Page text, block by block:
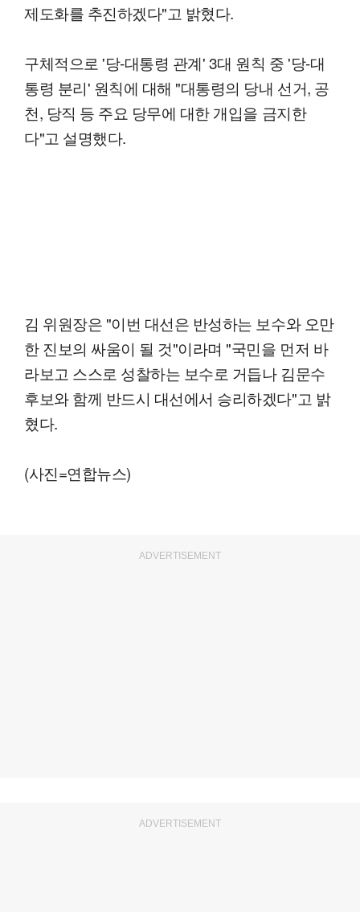
제도화를 추진하겠다"고 밝혔다.
구체적으로 '당-대통령 관계' 3대 원칙 중 '당-대
통령 분리' 원칙에 대해 "대통령의 당내 선거, 공
천, 당직 등 주요 당무에 대한 개입을 금지한
다"고 설명했다.
김 위원장은 "이번 대선은 반성하는 보수와 오만
한 진보의 싸움이 될 것"이라며 "국민을 먼저 바
라보고 스스로 성찰하는 보수로 거듭나 김문수
후보와 함께 반드시 대선에서 승리하겠다"고 밝
혔다.
(사진=연합뉴스)
ADVERTISEMENT
ADVERTISEMENT